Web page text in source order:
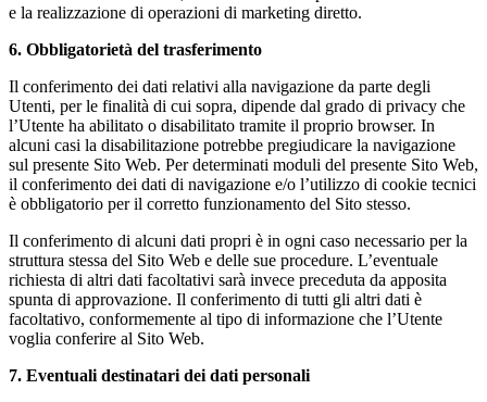
e la realizzazione di operazioni di marketing diretto.
6. Obbligatorietà del trasferimento
Il conferimento dei dati relativi alla navigazione da parte degli
Utenti, per le finalità di cui sopra, dipende dal grado di privacy che
l’Utente ha abilitato o disabilitato tramite il proprio browser. In
alcuni casi la disabilitazione potrebbe pregiudicare la navigazione
sul presente Sito Web. Per determinati moduli del presente Sito Web,
il conferimento dei dati di navigazione e/o l’utilizzo di cookie tecnici
è obbligatorio per il corretto funzionamento del Sito stesso.
Il conferimento di alcuni dati propri è in ogni caso necessario per la
struttura stessa del Sito Web e delle sue procedure. L’eventuale
richiesta di altri dati facoltativi sarà invece preceduta da apposita
spunta di approvazione. Il conferimento di tutti gli altri dati è
facoltativo, conformemente al tipo di informazione che l’Utente
voglia conferire al Sito Web.
7. Eventuali destinatari dei dati personali